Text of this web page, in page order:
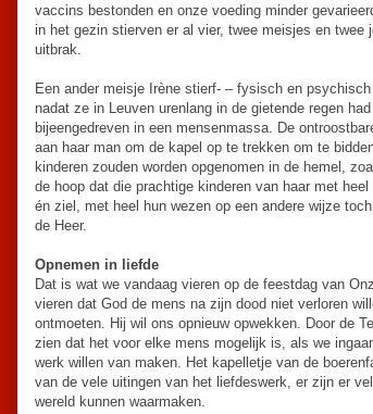
vaccins bestonden en onze voeding minder
in het gezin stierven er al vier, twee meisjes en twee
uitbrak.
Een ander meisje Irène stierf- – fysisch en
nadat ze in Leuven urenlang in de gietende regen
bijeengedreven in een mensenmassa. De
aan haar man om de kapel op te trekken om te
kinderen zouden worden opgenomen in de hemel,
de hoop dat die prachtige kinderen van haar met
én ziel, met heel hun wezen op een andere wijze
de Heer.
Opnemen in liefde
Dat is wat we vandaag vieren op de feestdag van
vieren dat God de mens na zijn dood niet verloren
ontmoeten. Hij wil ons opnieuw opwekken. Door de
zien dat het voor elke mens mogelijk is, als we
werk willen van maken. Het kapelletje van de
van de vele uitingen van het liefdeswerk, er zijn er
wereld kunnen waarmaken.